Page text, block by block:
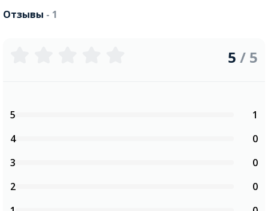
Отзывы - 1
5 / 5
5
1
4
0
3
0
2
0